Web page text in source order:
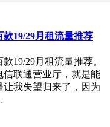
19/29月租流量推荐
19/29月租流量推荐。
联通营业厅，就是能
我失望归来了，因为